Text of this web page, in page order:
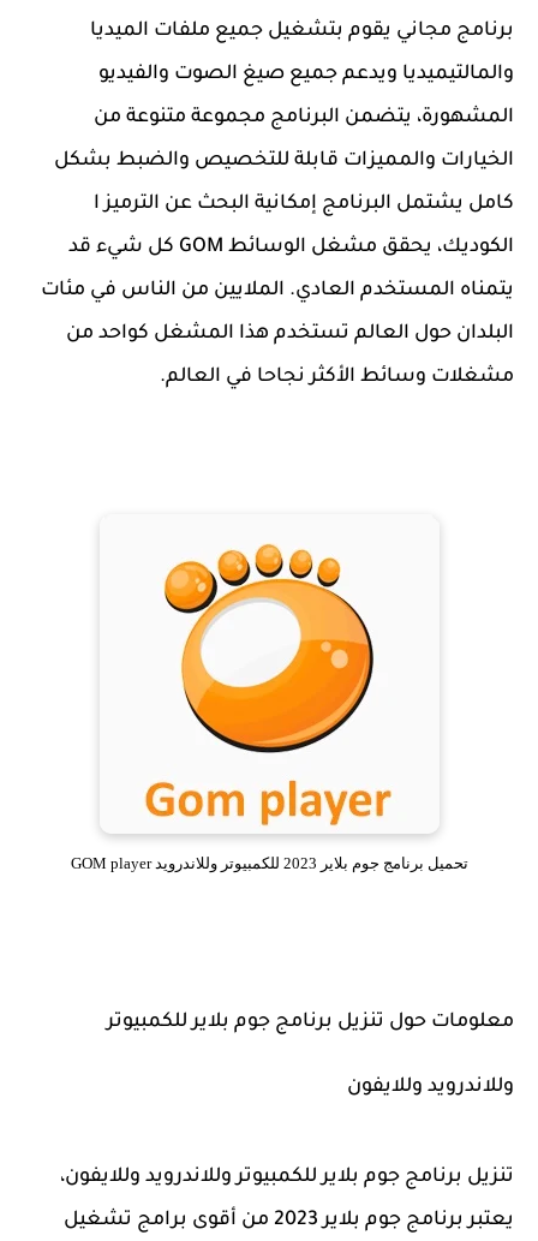
برنامج مجاني يقوم بتشغيل جميع ملفات الميديا
والمالتيميديا ويدعم جميع صيغ الصوت والفيديو
المشهورة، يتضمن البرنامج مجموعة متنوعة من
الخيارات والمميزات قابلة للتخصيص والضبط بشكل
كامل يشتمل البرنامج إمكانية البحث عن الترميز ا
الكوديك، يحقق مشغل الوسائط GOM كل شيء قد
يتمناه المستخدم العادي. الملايين من الناس في مئات
البلدان حول العالم تستخدم هذا المشغل كواحد من
مشغلات وسائط الأكثر نجاحا في العالم.
تحميل برنامج جوم بلاير 2023 للكمبيوتر وللاندرويد GOM player
معلومات حول تنزيل برنامج جوم بلاير للكمبيوتر
وللاندرويد وللايفون
تنزيل برنامج جوم بلاير للكمبيوتر وللاندرويد وللايفون،
يعتبر برنامج جوم بلاير 2023 من أقوى برامج تشغيل